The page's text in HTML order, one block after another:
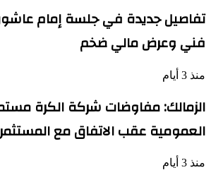
تفاصيل جديدة في جلسة إمام
فني وعرض مالي ضخم
منذ 3 أيام
الزمالك: مفاوضات شركة الكرة
العمومية عقب الاتفاق مع
منذ 3 أيام